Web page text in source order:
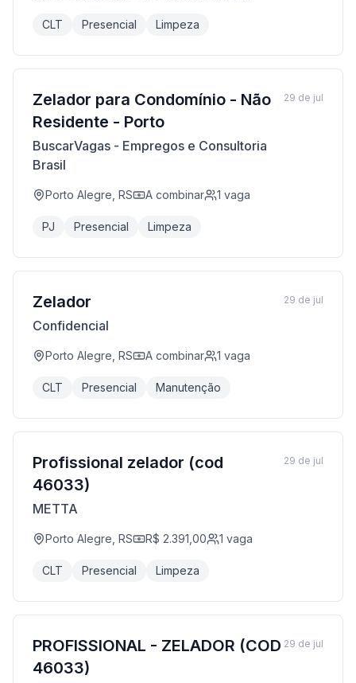
CLT Presencial Limpeza
Zelador para Condomínio - Não
Residente - Porto
BuscarVagas - Empregos e Consultoria
Brasil
Porto Alegre, RS A combinar 1 vaga
PJ Presencial Limpeza
29 de jul
Zelador
Confidencial
Porto Alegre, RS A combinar 1 vaga
CLT Presencial Manutenção
29 de jul
Profissional zelador (cod
46033)
METTA
Porto Alegre, RS R$ 2.391,00 1 vaga
CLT Presencial Limpeza
29 de jul
PROFISSIONAL - ZELADOR (COD
46033)
29 de jul